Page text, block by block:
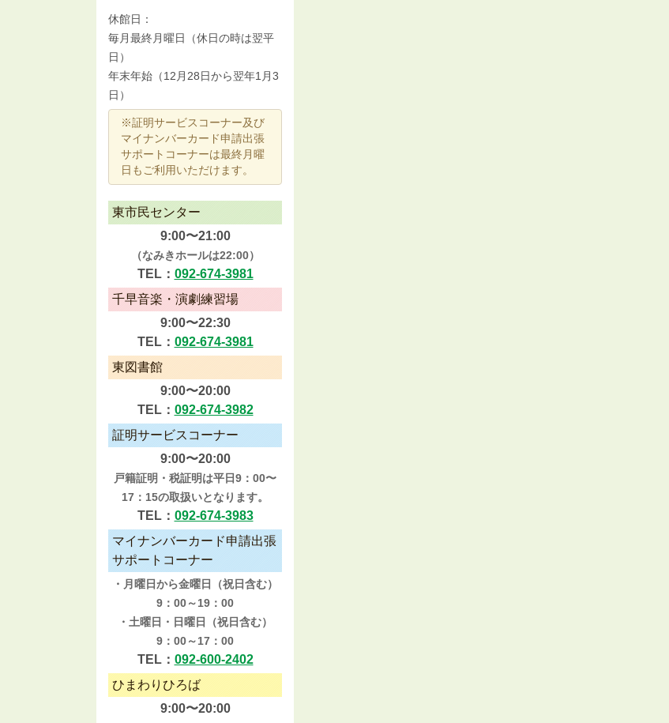
休館日：
毎月最終月曜日（休日の時は翌平
日）
年末年始（12月28日から翌年1月3
日）
※証明サービスコーナー及び
マイナンバーカード申請出張
サポートコーナーは最終月曜
日もご利用いただけます。
東市民センター
9:00〜21:00
（なみきホールは22:00）
TEL： 092-674-3981
千早音楽・演劇練習場
9:00〜22:30
TEL： 092-674-3981
東図書館
9:00〜20:00
TEL： 092-674-3982
証明サービスコーナー
9:00〜20:00
戸籍証明・税証明は平日9：00〜
17：15の取扱いとなります。
TEL： 092-674-3983
マイナンバーカード申請出張
サポートコーナー
・月曜日から金曜日（祝日含む）
9：00～19：00
・土曜日・日曜日（祝日含む）
9：00～17：00
TEL： 092-600-2402
ひまわりひろば
9:00〜20:00